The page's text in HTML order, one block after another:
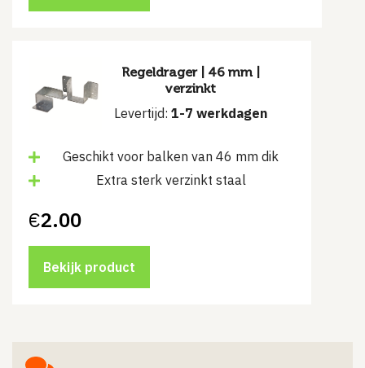
Regeldrager | 46 mm |
verzinkt
Levertijd: 1-7 werkdagen
Geschikt voor balken van 46 mm dik
Extra sterk verzinkt staal
€2.00
Bekijk product